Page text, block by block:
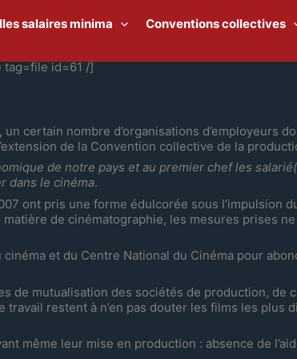
salaires minima Conventions collectives
tag=file id=61 /]
certain nombre d’organisations d’employeurs
de la Convention collective de la
de notre pays et au premier chef les
dans le cinéma.
ont pris une forme édulcorée sous l’impulsion
de cinématographie, les mesures prises
et du Centre National du Cinéma pour
de mutualisation des sociétés de production, de
restent à n’en pas douter les films les plus
même leur mise en production : absence de